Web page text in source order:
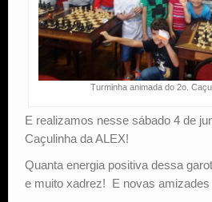
Turminha animada do 2o.
E realizamos nesse sábado 4 de
Caçulinha da ALEX!
Quanta energia positiva dessa
e muito xadrez! E novas